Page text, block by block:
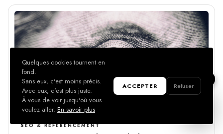
SEO & RÉFÉRENCEMENT
Quelques cookies tournent en
fond.
Sans eux, c'est moins précis.
Avec eux, c'est plus juste.
À vous de voir jusqu'où vous
voulez aller. En savoir plus
ACCEPTER Refuser